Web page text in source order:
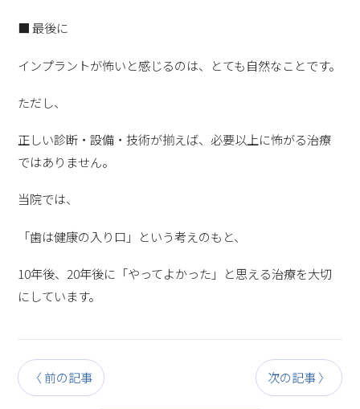
■ 最後に
インプラントが怖いと感じるのは、とても自然なことです。
ただし、
正しい診断・設備・技術が揃えば、必要以上に怖がる治療
ではありません。
当院では、
「歯は健康の入り口」という考えのもと、
10年後、20年後に「やってよかった」と思える治療を大切
にしています。
〈 前の記事 次の記事 〉